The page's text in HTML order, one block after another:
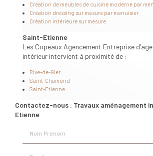
Création de meubles de cuisine moderne par
Création dressing sur mesure par menuisier
Création intérieure sur mesure
Saint-Etienne
Les Copeaux Agencement Entreprise
intérieur intervient à proximité de :
Rive-de-Gier
Saint-Chamond
Saint-Etienne
Contactez-nous : Travaux aménagement
Etienne